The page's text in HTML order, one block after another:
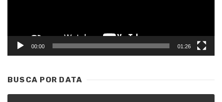
00:00 01:26
BUSCA POR DATA